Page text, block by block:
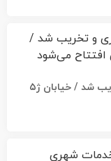
۳ باب مغازه محدوده پستک خریداری و تخریب شد / خیابان ژ۵